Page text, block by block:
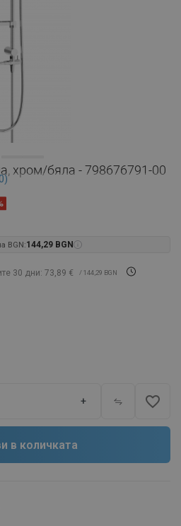
хром/бяла - 798676791-00
BGN:144,29 BGN
30 дни: 73,89 € / 144,29 BGN
+ favorite_border
в количката